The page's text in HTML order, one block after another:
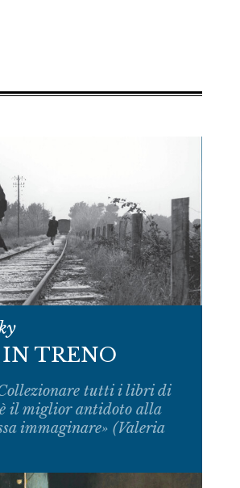
TRENO
tutti i libri di
il miglior antidoto alla
immaginare» (Valeria